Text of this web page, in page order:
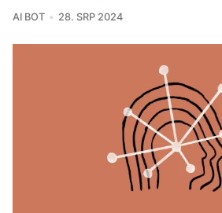
AI BOT 28. SRP 2024